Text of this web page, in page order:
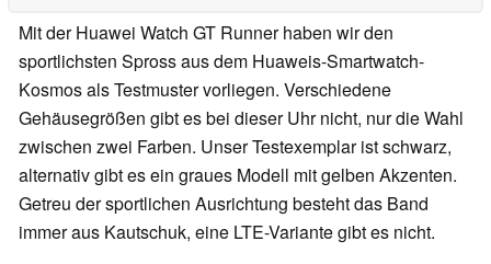
Mit der Huawei Watch GT Runner haben wir den
sportlichsten Spross aus dem Huaweis-Smartwatch-
Kosmos als Testmuster vorliegen. Verschiedene
Gehäusegrößen gibt es bei dieser Uhr nicht, nur die Wahl
zwischen zwei Farben. Unser Testexemplar ist schwarz,
alternativ gibt es ein graues Modell mit gelben Akzenten.
Getreu der sportlichen Ausrichtung besteht das Band
immer aus Kautschuk, eine LTE-Variante gibt es nicht.